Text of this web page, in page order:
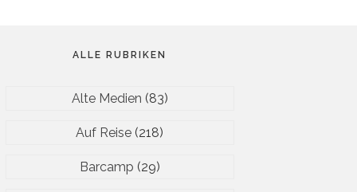
ALLE RUBRIKEN
Alte Medien (83)
Auf Reise (218)
Barcamp (29)